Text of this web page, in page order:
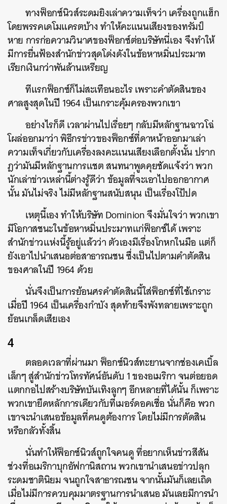
ทางฟ็อกซ์นิวส์ระดมยิงเล่าความเท็จว่า เครื่องถูกแฮ็ก
โดยพรรคเดโมแครตบ้าง ทำให้คะแนนเสียงของทรัมป์
หาย การก่อความวินาศของฟ็อกซ์ต่อบริษัทนี่เอง จึงทำให้
มีการยื่นฟ้องสำนักข่าวสุดโด่งดังในข้อหาหมิ่นประมาท
เรียกเงินกว่าพันล้านเหรียญ
ทีแรกฟ็อกซ์ก็ไม่สะเทือนอะไร เพราะคำตัดสินของ
ศาลสูงสุดในปี 1964 เป็นเกราะคุ้มครองพวกเขา
อย่างไรก็ดี เวลาผ่านไปเรื่อยๆ กลับมีหลักฐานฉาวโฉ่
โผล่ออกมาว่า พิธีกรข่าวของฟ็อกซ์ที่ดาหน้าออกมาเล่า
ความเท็จเกี่ยวกับเครื่องลงคะแนนเสียงเลือกตั้งนั้น ปราก
ฎว่ามันมีหลักฐานการแชต สนทนาพูดคุยชัดแจ้งว่า พวก
นักเล่าข่าวเหล่านี้ต่างรู้ดีว่า ข้อมูลที่จะเอาไปออกอากาศ
นั้น มันไม่จริง ไม่มีหลักฐานสนับสนุน เป็นเรื่องโป้ปด
เหตุนี้เอง ทำให้บริษัท Dominion จึงมั่นใจว่า พวกเขา
มีโอกาสชนะในข้อหาหมิ่นประมาทแก่ฟ็อกซ์ได้ เพราะ
สำนักข่าวแห่งนี้รู้อยู่แล้วว่า ตัวเองมีเรื่องโกหกในมือ แต่ก็
ยังเอาไปนำเสนอต่อสาธารณชน ซึ่งเป็นไปตามคำตัดสิน
ของศาลในปี 1964 ด้วย
นั่นจึงเป็นการย้อนศรคำตัดสินนี้ใส่ฟ็อกซ์ที่ใช้เกราะ
เมื่อปี 1964 เป็นเครื่องกำบัง สุดท้ายจึงพังทลายเพราะถูก
ย้อนเกล็ดเสียเอง
4
ตลอดเวลาที่ผ่านมา ฟ็อกซ์นิวส์ทะยานจากช่องเคเบิ้ล
เล็กๆ สู่สำนักข่าวโทรทัศน์อันดับ 1 ของอเมริกา จนต่อยอด
แตกกอไปสร้างบริษัทบันเทิงลูกๆ อีกหลายที่ได้นั้น ก็เพราะ
พวกเขายึดหลักการเดียวกับที่เมอร์ดอคเชื่อ นั่นก็คือ พวก
เขาจะนำเสนอข้อมูลที่คนดูต้องการ โดยไม่มีการตัดสิน
หรือกลัวทั้งสิ้น
นั่นทำให้ฟ็อกซ์นิวส์ถูกใจคนดู ที่อยากเห็นข่าวสีสัน
ช่วงที่อเมริกาบุกอัฟกานิสถาน พวกเขานำเสนอข่าวปลุก
ระดมชาตินิยม จนถูกใจสาธารณชน จากนั้นมันก็เลยเถิด
เมื่อไม่มีการควบคุมมาตรฐานการนำเสนอ มันเลยมีการนำ